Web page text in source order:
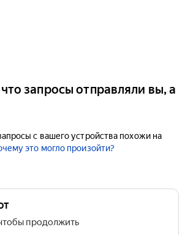
запросы отправляли вы, а
с вашего устройства похожи на
это могло произойти?
продолжить